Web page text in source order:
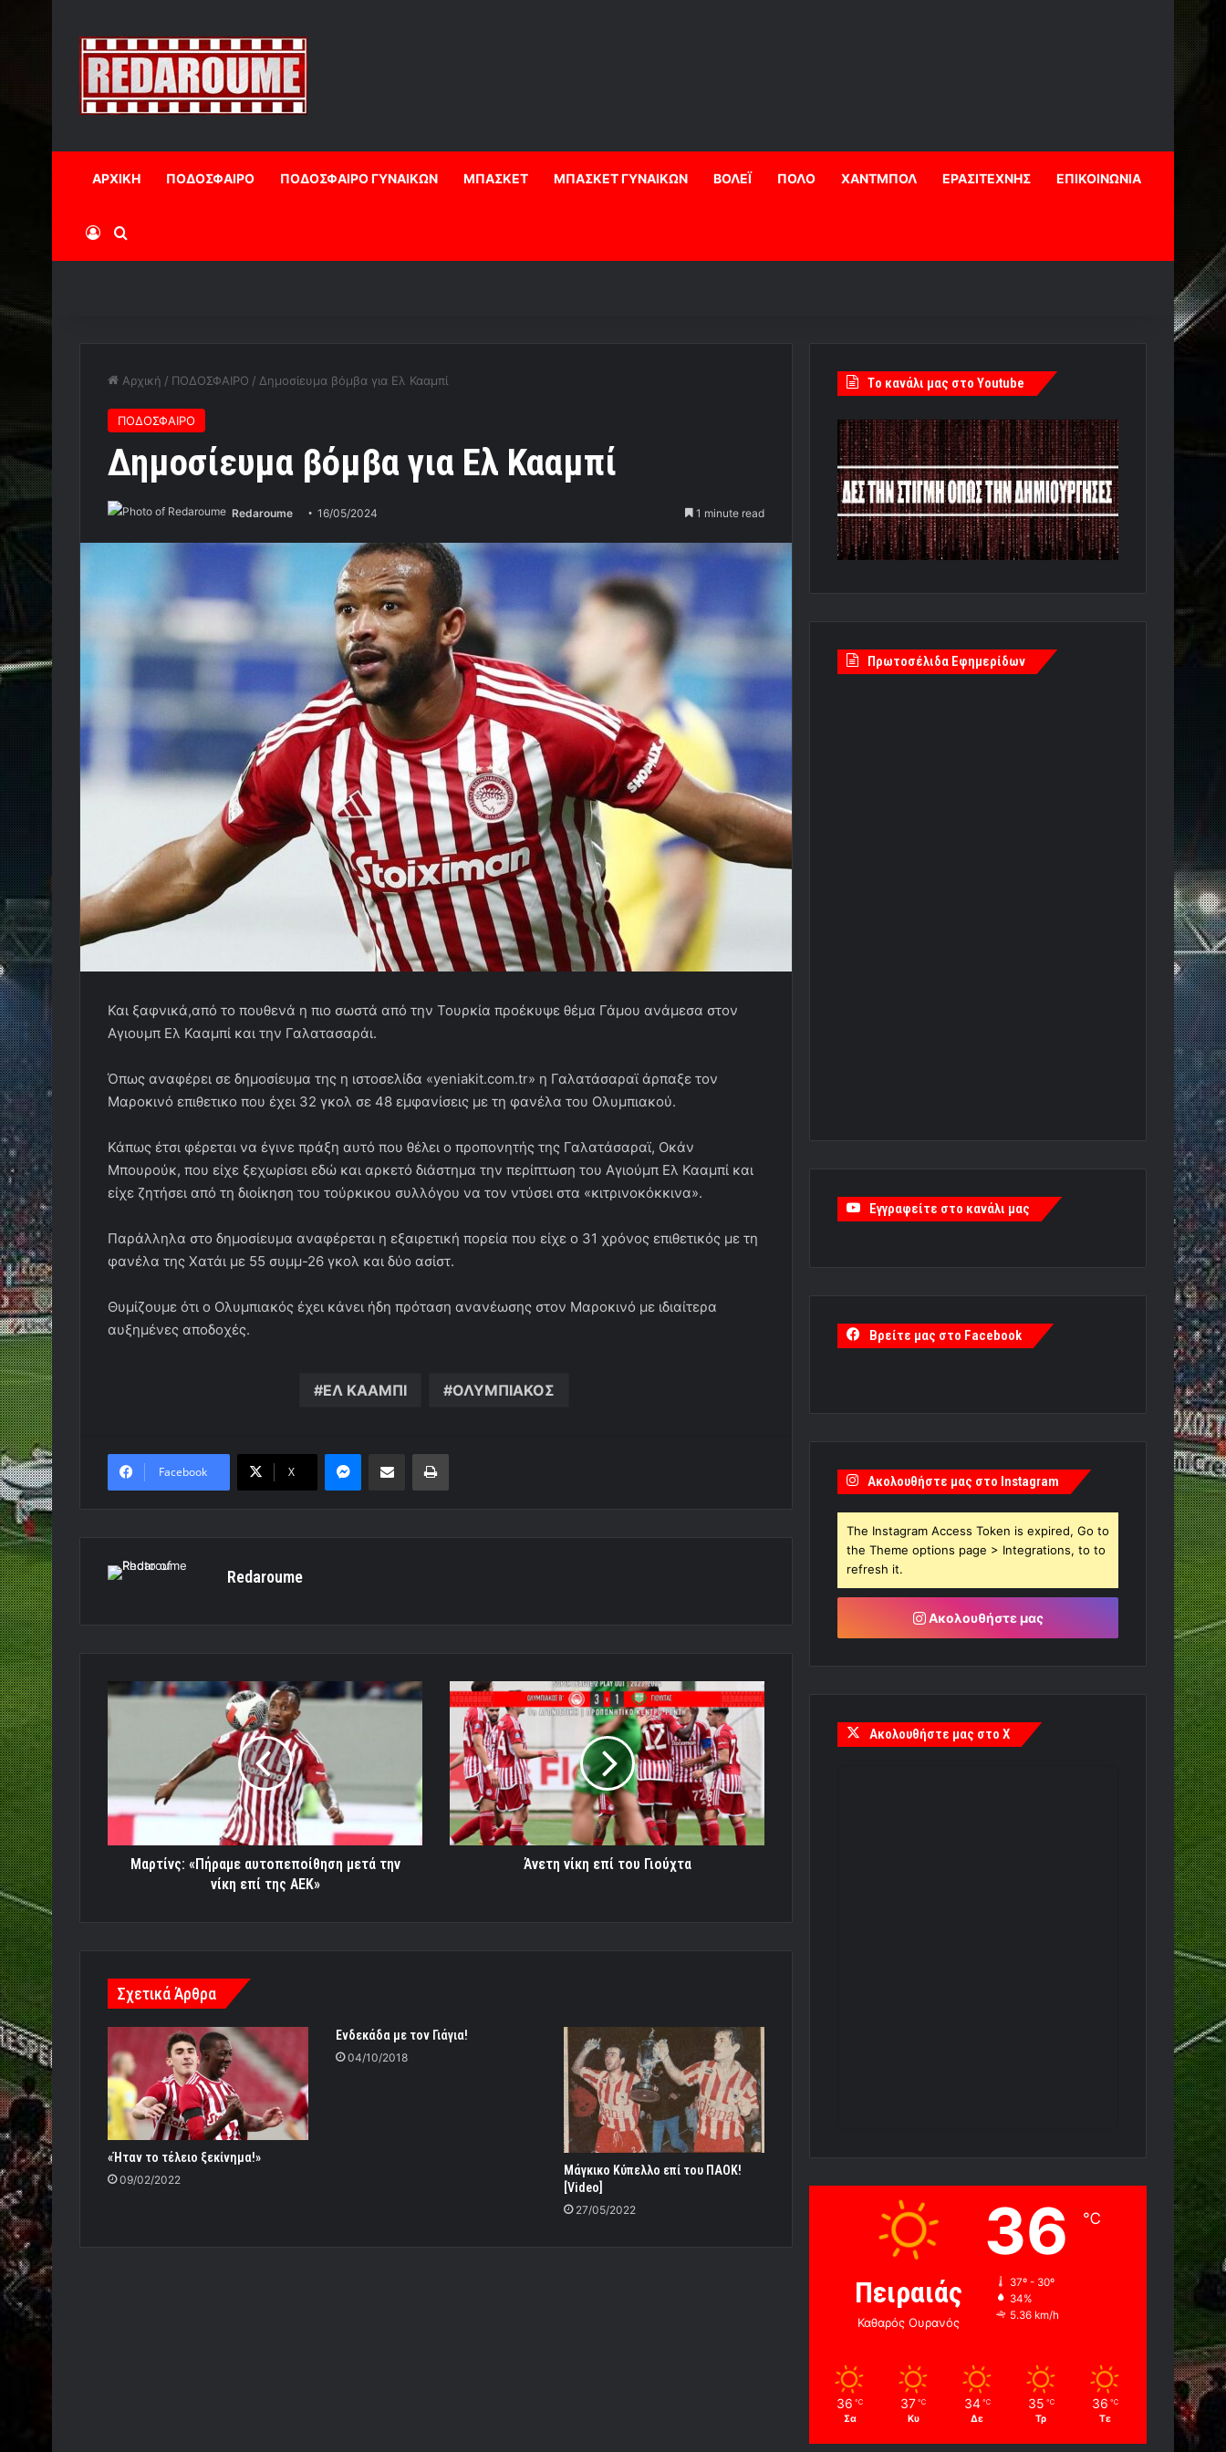
ΑΡΧΙΚΗ ΠΟΔΟΣΦΑΙΡΟ ΠΟΔΟΣΦΑΙΡΟ ΓΥΝΑΙΚΩΝ ΜΠΑΣΚΕΤ ΜΠΑΣΚΕΤ ΓΥΝΑΙΚΩΝ ΒΟΛΕΪ ΠΟΛΟ ΧΑΝΤΜΠΟΛ ΕΡΑΣΙΤΕΧΝΗΣ ΕΠΙΚΟΙΝΩΝΙΑ
Log InΑναζήτηση
Αρχική / ΠΟΔΟΣΦΑΙΡΟ / Δημοσίευμα βόμβα για Ελ Κααμπί
ΠΟΔΟΣΦΑΙΡΟ
Δημοσίευμα βόμβα για Ελ Κααμπί
Redaroume 16/05/2024 1 minute read
Και ξαφνικά,από το πουθενά η πιο σωστά από την Τουρκία προέκυψε θέμα Γάμου ανάμεσα στον
Αγιουμπ Ελ Κααμπί και την Γαλατασαράι.
Όπως αναφέρει σε δημοσίευμα της η ιστοσελίδα «yeniakit.com.tr» η Γαλατάσαραϊ άρπαξε τον
Μαροκινό επιθετικο που έχει 32 γκολ σε 48 εμφανίσεις με τη φανέλα του Ολυμπιακού.
Κάπως έτσι φέρεται να έγινε πράξη αυτό που θέλει ο προπονητής της Γαλατάσαραϊ, Οκάν
Μπουρούκ, που είχε ξεχωρίσει εδώ και αρκετό διάστημα την περίπτωση του Αγιούμπ Ελ Κααμπί και
είχε ζητήσει από τη διοίκηση του τούρκικου συλλόγου να τον ντύσει στα «κιτρινοκόκκινα».
Παράλληλα στο δημοσίευμα αναφέρεται η εξαιρετική πορεία που είχε ο 31 χρόνος επιθετικός με τη
φανέλα της Χατάι με 55 συμμ-26 γκολ και δύο ασίστ.
Θυμίζουμε ότι ο Ολυμπιακός έχει κάνει ήδη πρόταση ανανέωσης στον Μαροκινό με ιδιαίτερα
αυξημένες αποδοχές.
ΕΛ ΚΑΑΜΠΙ ΟΛΥΜΠΙΑΚΟΣ
Facebook X
MessengerΚοινοποίηση μέσω ηλεκτρονικού ταχυδρομείουΕκτύπωση
Redaroume
Μαρτίνς:
ΑΕΚ»
Μαρτίνς: «Πήραμε αυτοπεποίθηση μετά την
νίκη επί της ΑΕΚ»
Άνετη
νίκη
επί
του
Γιούχτα
Άνετη νίκη επί του Γιούχτα
Σχετικά Άρθρα
«Ήταν το τέλειο ξεκίνημα!»
09/02/2022
Ενδεκάδα με τον Γιάγια!
04/10/2018
Μάγκικο Κύπελλο επί του ΠΑΟΚ!
[Video]
27/05/2022
Tο κανάλι μας στο Youtube
Πρωτοσέλιδα Εφημερίδων
Εγγραφείτε στο κανάλι μας
Βρείτε μας στο Facebook
Ακολουθήστε μας στο Instagram
The Instagram Access Token is expired, Go to
the Theme options page > Integrations, to to
refresh it.
Ακολουθήστε μας
Ακολουθήστε μας στο X
Πειραιάς
Καθαρός Ουρανός
36 ℃
37º - 30º
34%
5.36 km/h
36 ℃
Σα
37 ℃
Κυ
34 ℃
Δε
35 ℃
Τρ
36 ℃
Τε